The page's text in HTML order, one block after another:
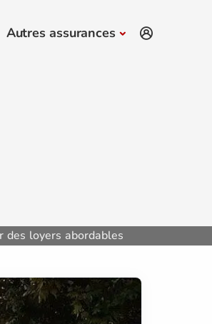
Autres assurances
des loyers abordables